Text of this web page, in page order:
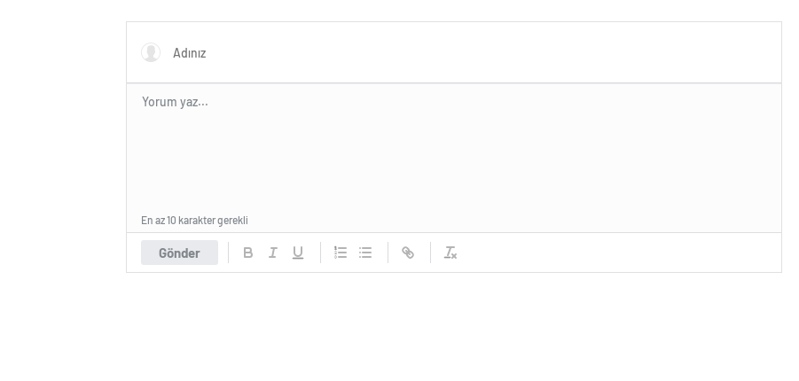
Gönder
En az 10 karakter gerekli